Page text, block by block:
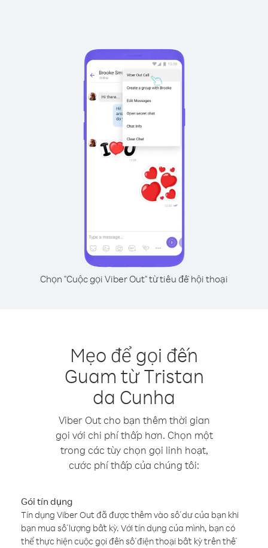
Chọn "Cuộc gọi Viber Out" từ tiêu đề hội thoại
Mẹo để gọi đến
Guam từ Tristan
da Cunha
Viber Out cho bạn thêm thời gian
gọi với chi phí thấp hơn. Chọn một
trong các tùy chọn gọi linh hoạt,
cước phí thấp của chúng tôi:
Gói tín dụng
Tín dụng Viber Out đã được thêm vào số dư của bạn khi
bạn mua số lượng bất kỳ. Với tín dụng của mình, bạn có
thể thực hiện cuộc gọi đến số điện thoại bất kỳ trên thế